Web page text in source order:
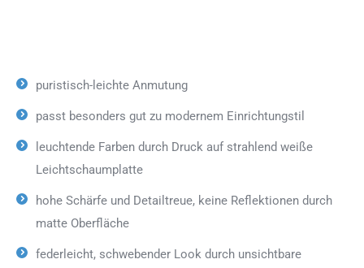
puristisch-leichte Anmutung
passt besonders gut zu modernem Einrichtungstil
leuchtende Farben durch Druck auf strahlend weiße
Leichtschaumplatte
hohe Schärfe und Detailtreue, keine Reflektionen durch
matte Oberfläche
federleicht, schwebender Look durch unsichtbare